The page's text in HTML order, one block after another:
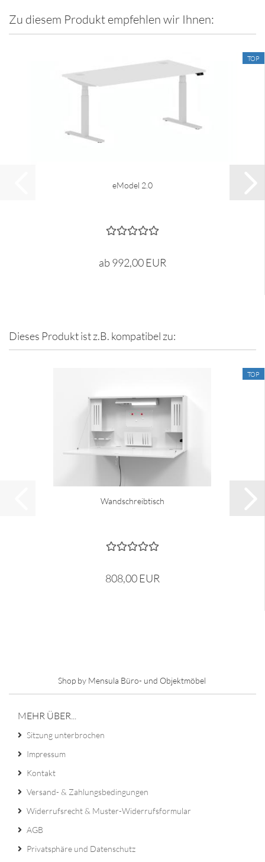
Zu diesem Produkt empfehlen wir Ihnen:
TOP
eModel 2.0
ab 992,00 EUR
Dieses Produkt ist z.B. kompatibel zu:
TOP
Wandschreibtisch
808,00 EUR
Shop by Mensula Büro- und Objektmöbel
MEHR ÜBER...
Sitzung unterbrochen
Impressum
Kontakt
Versand- & Zahlungsbedingungen
Widerrufsrecht & Muster-Widerrufsformular
AGB
Privatsphäre und Datenschutz